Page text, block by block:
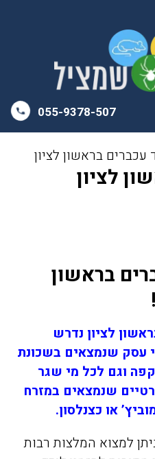
055-9378-507
עכברים בראשון לציון
לציון
בראשון
לציון נדרש
עסק שנמצאים בשכונת
וגם לכל מי שגר
שנמצאים במזרח
או כצנלסון.
למצוא המלצות רבות